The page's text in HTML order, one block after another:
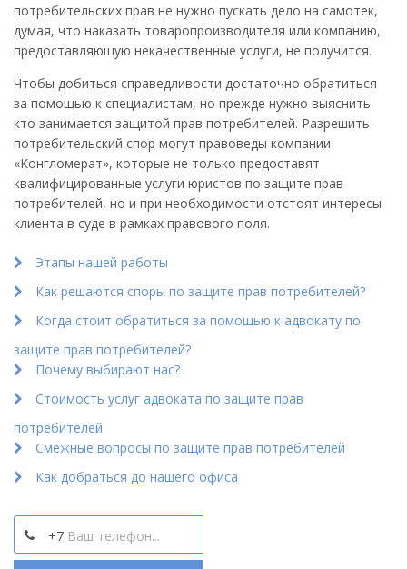
потребительских прав не нужно пускать дело на самотек,
думая, что наказать товаропроизводителя или компанию,
предоставляющую некачественные услуги, не получится.
Чтобы добиться справедливости достаточно обратиться
за помощью к специалистам, но прежде нужно выяснить
кто занимается защитой прав потребителей. Разрешить
потребительский спор могут правоведы компании
«Конгломерат», которые не только предоставят
квалифицированные услуги юристов по защите прав
потребителей, но и при необходимости отстоят интересы
клиента в суде в рамках правового поля.
Этапы нашей работы
Как решаются споры по защите прав потребителей?
Когда стоит обратиться за помощью к адвокату по
защите прав потребителей?
Почему выбирают нас?
Стоимость услуг адвоката по защите прав
потребителей
Смежные вопросы по защите прав потребителей
Как добраться до нашего офиса
+7